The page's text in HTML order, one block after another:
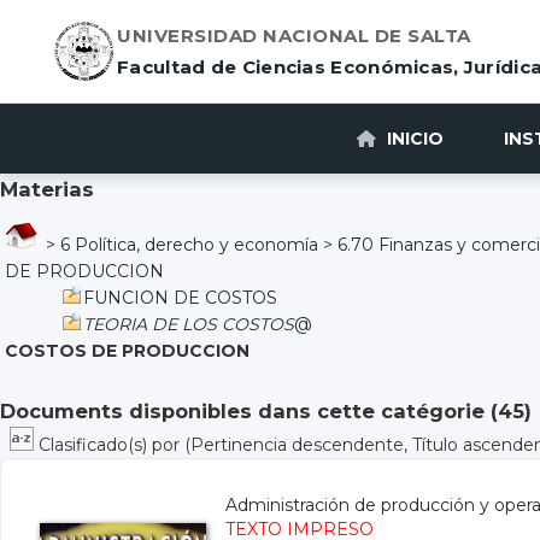
UNIVERSIDAD NACIONAL DE SALTA
Facultad de Ciencias Económicas,
INICIO
Materias
> 6 Política, derecho y economía > 6.70 Finanzas y
DE PRODUCCION
FUNCION DE COSTOS
TEORIA DE LOS COSTOS@
COSTOS DE PRODUCCION
Documents disponibles dans cette catégorie (45)
Clasificado(s) por (Pertinencia descendente, Título
Administración de producción y
TEXTO IMPRESO